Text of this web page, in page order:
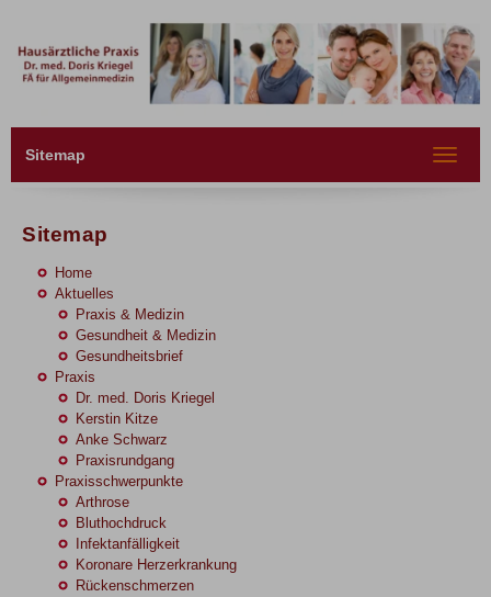
Sitemap
Toggle
Sitemap
Home
Aktuelles
Praxis & Medizin
Gesundheit & Medizin
Gesundheitsbrief
Praxis
Dr. med. Doris Kriegel
Kerstin Kitze
Anke Schwarz
Praxisrundgang
Praxisschwerpunkte
Arthrose
Bluthochdruck
Infektanfälligkeit
Koronare Herzerkrankung
Rückenschmerzen